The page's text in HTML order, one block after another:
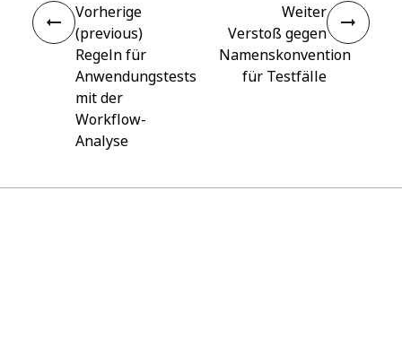
Vorherige
(previous)
Regeln für
Anwendungstests
mit der
Workflow-
Analyse
Weiter
Verstoß gegen
Namenskonvention
für Testfälle